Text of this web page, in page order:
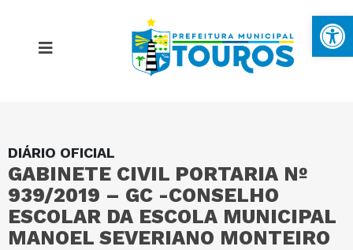
DIÁRIO OFICIAL
GABINETE CIVIL PORTARIA Nº
939/2019 – GC -CONSELHO
ESCOLAR DA ESCOLA MUNICIPAL
MANOEL SEVERIANO MONTEIRO
MAPA DO SITE
PORTAL DA TRANSPARÊNCIA